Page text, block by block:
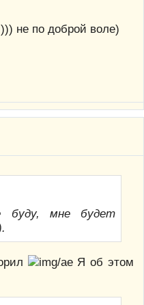
не по доброй воле)
буду, мне будет
Я об этом